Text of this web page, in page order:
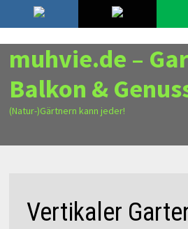
Zurück
zum
Inhalt
7. August 2026
muhvie.de –
Balkon &
(Natur-)Gärtnern kann jeder!
Vertikaler